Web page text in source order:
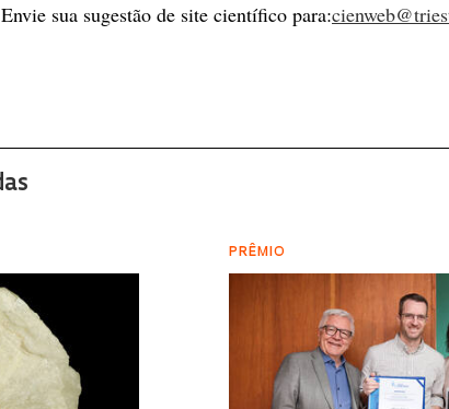
Envie sua sugestão de site científico para: